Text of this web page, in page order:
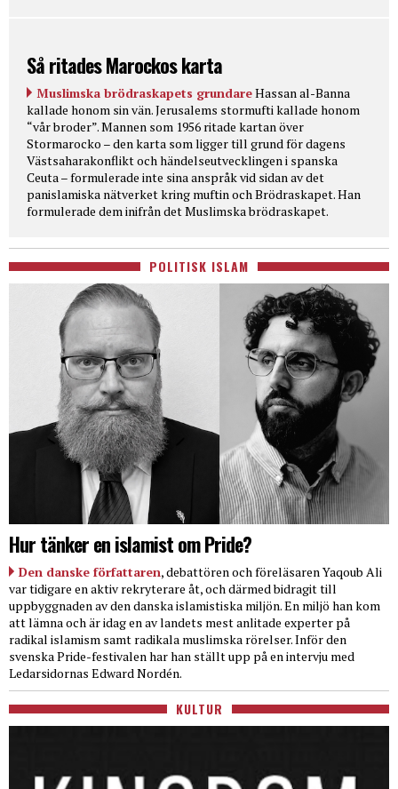
Så ritades Marockos karta
Muslimska brödraskapets grundareHassan al-Banna
kallade honom sin vän. Jerusalems stormufti kallade honom
“vår broder”. Mannen som 1956 ritade kartan över
Stormarocko – den karta som ligger till grund för dagens
Västsaharakonflikt och händelseutvecklingen i spanska
Ceuta – formulerade inte sina anspråk vid sidan av det
panislamiska nätverket kring muftin och Brödraskapet. Han
formulerade dem inifrån det Muslimska brödraskapet.
POLITISK ISLAM
Hur tänker en islamist om Pride?
Den danske författaren, debattören och föreläsaren Yaqoub Ali
var tidigare en aktiv rekryterare åt, och därmed bidragit till
uppbyggnaden av den danska islamistiska miljön. En miljö han kom
att lämna och är idag en av landets mest anlitade experter på
radikal islamism samt radikala muslimska rörelser. Inför den
svenska Pride-festivalen har han ställt upp på en intervju med
Ledarsidornas Edward Nordén.
KULTUR